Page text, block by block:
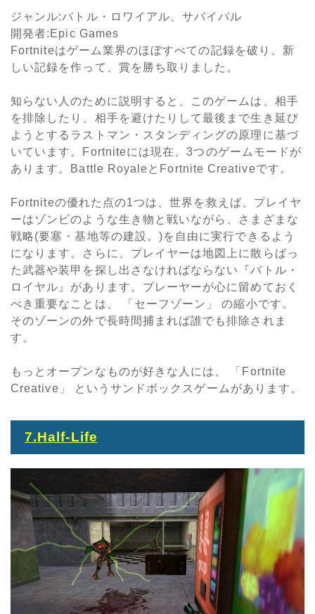
ジャンル:バトル・ロワイアル、サバイバル
開発者:Epic Games
Fortniteはゲーム業界のほぼすべての記録を破り、新
しい記録を作って、賞を勝ち取りました。
知らない人のために説明すると、このゲームは、相手
を排除したり、相手を避けたりして最後まで生き延び
ようとするラストマン・スタンディングの原理に基づ
いています。 Fortniteには現在、3つのゲームモードが
あります。 Battle Royale と Fortnite Creativeです。
Fortniteの優れた点の1つは、世界を救えば、プレイヤ
ーはゾンビのような生き物と戦いながら、さまざまな
戦略(要塞・基地等の建設。)を自由に実行できるよう
になります。さらに、プレイヤーは地図上に散らばっ
た武器や装甲を探し出さなければならない『バトル・
ロイヤル』があります。プレーヤーが心に留めておく
べき重要なことは、 「セーフゾーン」 の縮小です。
そのゾーンの外で長時間捕まれば誰でも排除されま
す。
もっとオープンなものが好きな人には、 「 Fortnite
Creative 」 というサンドボックスゲームがあります。
7.Half-Life